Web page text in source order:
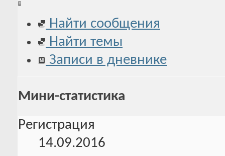
Найти сообщения
Найти темы
Записи в дневнике
Мини-статистика
Регистрация
14.09.2016